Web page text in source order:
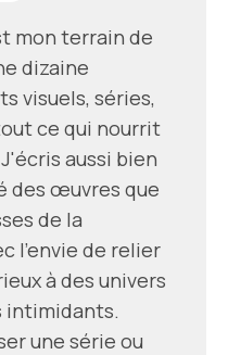
mon terrain de
dizaine
visuels, séries,
ce qui nourrit
aussi bien
des œuvres que
de la
l'envie de relier
à des univers
intimidants.
une série ou